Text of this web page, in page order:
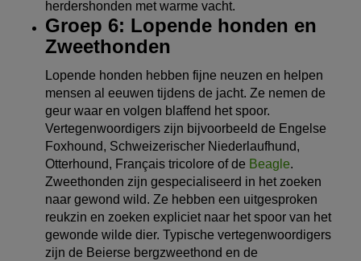
herdershonden met warme vacht.
Groep 6: Lopende honden en
Zweethonden
Lopende honden hebben fijne neuzen en helpen
mensen al eeuwen tijdens de jacht. Ze nemen de
geur waar en volgen blaffend het spoor.
Vertegenwoordigers zijn bijvoorbeeld de Engelse
Foxhound, Schweizerischer Niederlaufhund,
Otterhound, Français tricolore of de Beagle.
Zweethonden zijn gespecialiseerd in het zoeken
naar gewond wild. Ze hebben een uitgesproken
reukzin en zoeken expliciet naar het spoor van het
gewonde wilde dier. Typische vertegenwoordigers
zijn de Beierse bergzweethond en de